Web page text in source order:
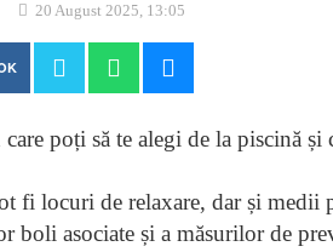
20 August 2025, 13:05
fi locuri de relaxare, dar și medii
boli asociate și a măsurilor de